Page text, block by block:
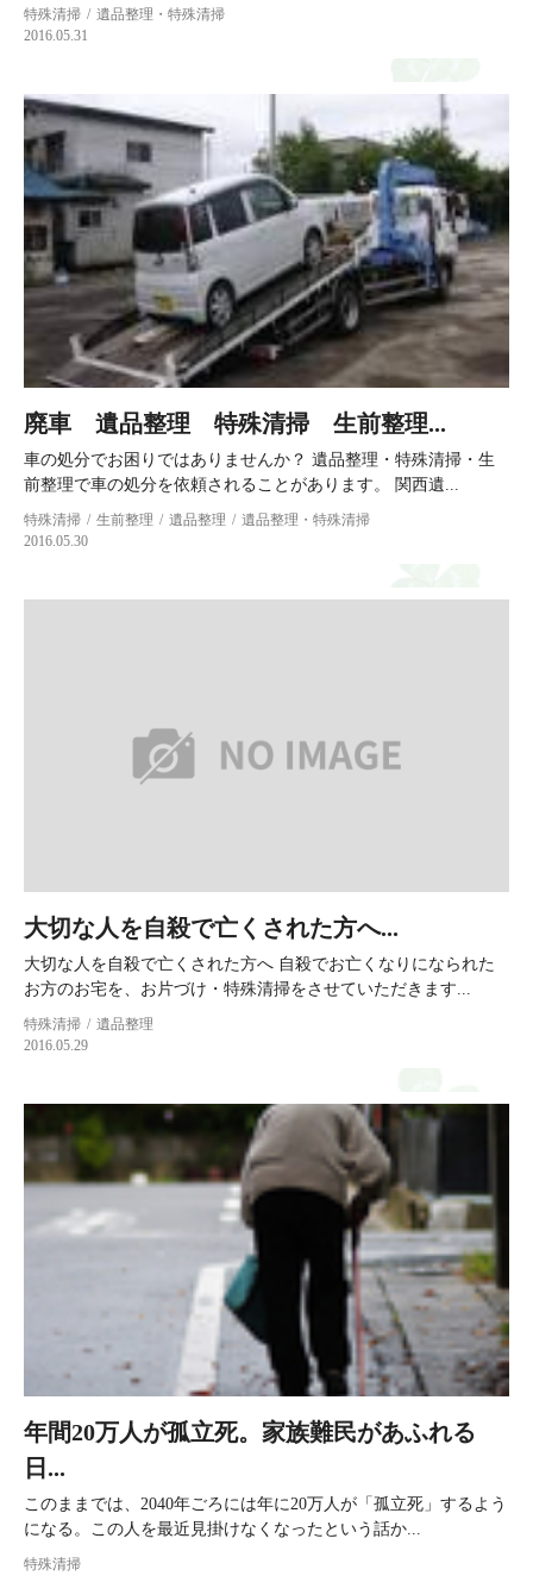
特殊清掃
遺品整理・特殊清掃
2016.05.31
廃車 遺品整理 特殊清掃 生前整理...
車の処分でお困りではありませんか？ 遺品整理・特殊清掃・生
前整理で車の処分を依頼されることがあります。 関西遺...
特殊清掃 生前整理 遺品整理
遺品整理・特殊清掃
2016.05.30
大切な人を自殺で亡くされた方へ...
大切な人を自殺で亡くされた方へ 自殺でお亡くなりになられた
お方のお宅を、お片づけ・特殊清掃をさせていただきます...
特殊清掃
遺品整理
2016.05.29
年間20万人が孤立死。家族難民があふれる
日...
このままでは、2040年ごろには年に20万人が「孤立死」するよう
になる。この人を最近見掛けなくなったという話か...
特殊清掃